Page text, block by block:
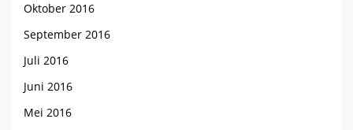
Oktober 2016
September 2016
Juli 2016
Juni 2016
Mei 2016